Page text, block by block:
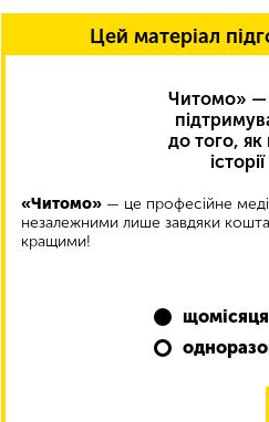
Цей матеріал
Читомо» —
до того,
«Читомо» — це професійне
незалежними лише завдяки
кращими!
щомісяця